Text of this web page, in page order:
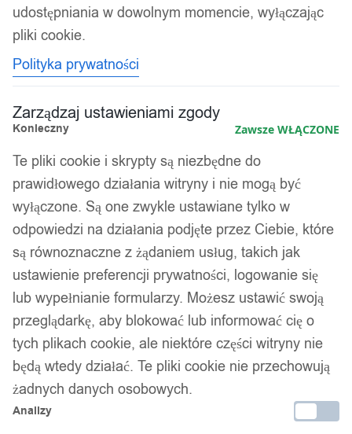
udostępniania w dowolnym momencie, wyłączając
pliki cookie.
Polityka prywatności
Zarządzaj ustawieniami zgody
Konieczny Zawsze WŁĄCZONE
Te pliki cookie i skrypty są niezbędne do
prawidłowego działania witryny i nie mogą być
wyłączone. Są one zwykle ustawiane tylko w
odpowiedzi na działania podjęte przez Ciebie, które
są równoznaczne z żądaniem usług, takich jak
ustawienie preferencji prywatności, logowanie się
lub wypełnianie formularzy. Możesz ustawić swoją
przeglądarkę, aby blokować lub informować cię o
tych plikach cookie, ale niektóre części witryny nie
będą wtedy działać. Te pliki cookie nie przechowują
żadnych danych osobowych.
Analizy